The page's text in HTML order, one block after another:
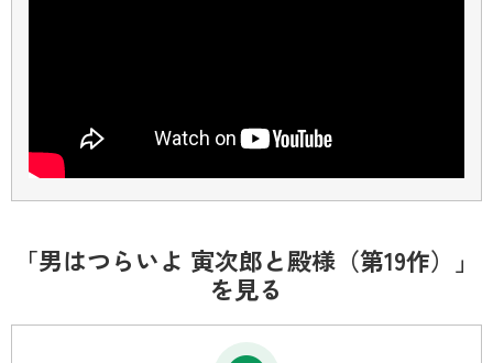
「男はつらいよ 寅次郎と殿様（第19作）」
を見る